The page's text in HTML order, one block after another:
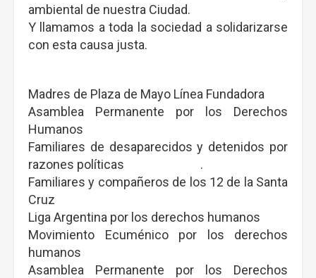
ambiental de nuestra Ciudad.
Y llamamos a toda la sociedad a solidarizarse
con esta causa justa.
Madres de Plaza de Mayo Línea Fundadora
Asamblea Permanente por los Derechos
Humanos
Familiares de desaparecidos y detenidos por
razones políticas .
Familiares y compañeros de los 12 de la Santa
Cruz
Liga Argentina por los derechos humanos
Movimiento Ecuménico por los derechos
humanos
Asamblea Permanente por los Derechos